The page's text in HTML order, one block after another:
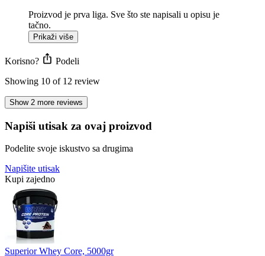
Proizvod je prva liga. Sve što ste napisali u opisu je
tačno.
Prikaži više
Korisno?
Podeli
Showing 10 of 12 review
Show 2 more reviews
Napiši utisak za ovaj proizvod
Podelite svoje iskustvo sa drugima
Napišite utisak
Kupi zajedno
Superior Whey Core, 5000gr